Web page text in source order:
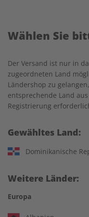
Startseite Rechtliches
Impressum
ZEIT SPRACHEN GmbH
81379 München
Telefon: +49 (0) 89/8 56
Wählen Sie
Der Versand ist nur in
zugeordneten Land
Ländershop zu
entsprechende Land
Registrierung
Gewähltes Land:
Dominikanische
Weitere Länder:
Europa